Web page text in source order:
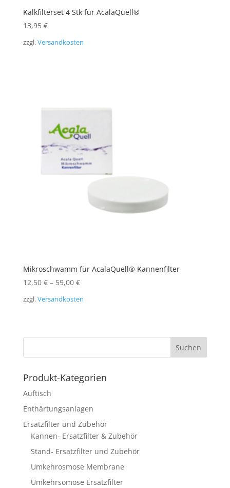
Kalkfilterset 4 Stk für AcalaQuell®
13,95 €
zzgl.Versandkosten
Mikroschwamm für AcalaQuell® Kannenfilter
12,50 €– 59,00 €
zzgl.Versandkosten
Produkt-Kategorien
Auftisch
Enthärtungsanlagen
Ersatzfilter und Zubehör
Kannen- Ersatzfilter & Zubehör
Stand- Ersatzfilter und Zubehör
Umkehrosmose Membrane
Umkehrsomose Ersatzfilter